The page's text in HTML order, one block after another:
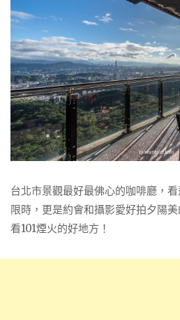
台北市景觀最好最佛心的咖啡廳，
限時，更是約會和攝影愛好拍夕陽
看101煙火的好地方！